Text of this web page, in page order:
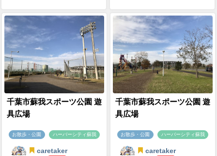
千葉市蘇我スポーツ公園 遊
具広場
お散歩・公園 ハーバーシティ蘇我
caretaker
千葉市蘇我スポーツ公園 遊
具広場
お散歩・公園 ハーバーシティ蘇我
caretaker